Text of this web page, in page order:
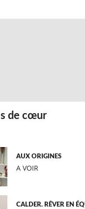
de cœur
AUX ORIGINES
A VOIR
CALDER. RÊVER EN